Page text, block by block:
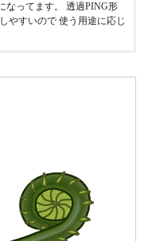
なってます。 透過PING形
やすいので 使う用途に応じ